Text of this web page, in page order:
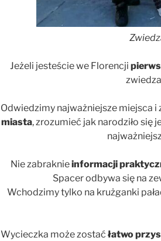
Jeżeli jesteście we Florencji
Odwiedzimy najważniejsze miejsca
miasta, zrozumieć jak narodziło się
Nie zabraknieinformacji
Spacer odbywa się na
Wchodzimy tylko na krużganki
Wycieczka może zostać łatwo